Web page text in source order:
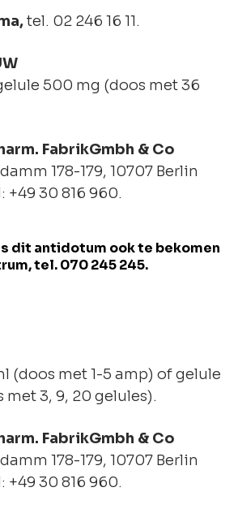
tel. 02 246 16 11.
500 mg (doos met 36
FabrikGmbh & Co
178-179, 10707 Berlin
30 816 960.
dit antidotum ook te bekomen
tel. 070 245 245.
(doos met 1-5 amp) of gelule
met 3, 9, 20 gelules).
FabrikGmbh & Co
178-179, 10707 Berlin
30 816 960.